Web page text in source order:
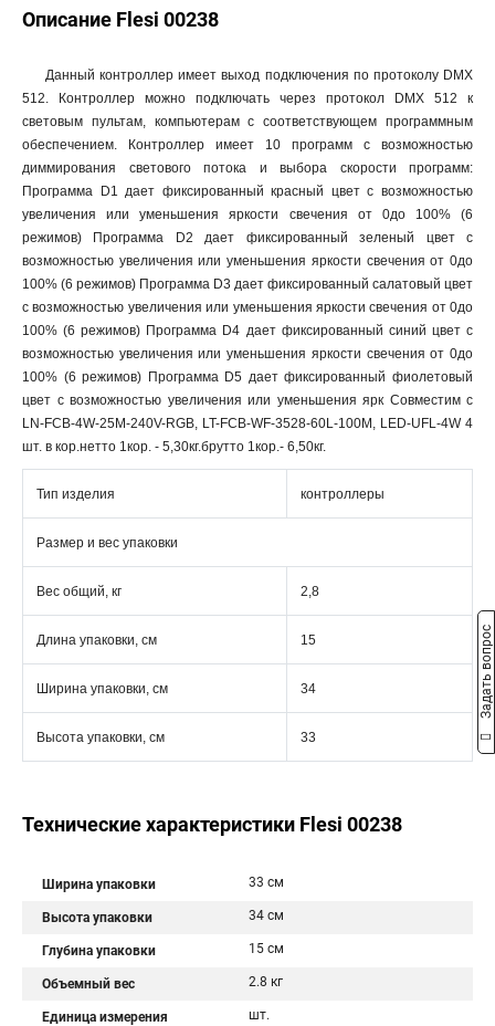
Описание Flesi 00238
Данный контроллер имеет выход подключения по протоколу DMX
512. Контроллер можно подключать через протокол DMX 512 к
световым пультам, компьютерам с соответствующем программным
обеспечением. Контроллер имеет 10 программ с возможностью
диммирования светового потока и выбора скорости программ:
Программа D1 дает фиксированный красный цвет с возможностью
увеличения или уменьшения яркости свечения от 0до 100% (6
режимов) Программа D2 дает фиксированный зеленый цвет с
возможностью увеличения или уменьшения яркости свечения от 0до
100% (6 режимов) Программа D3 дает фиксированный салатовый цвет
с возможностью увеличения или уменьшения яркости свечения от 0до
100% (6 режимов) Программа D4 дает фиксированный синий цвет с
возможностью увеличения или уменьшения яркости свечения от 0до
100% (6 режимов) Программа D5 дает фиксированный фиолетовый
цвет с возможностью увеличения или уменьшения ярк Совместим с
LN-FCB-4W-25M-240V-RGB, LT-FCB-WF-3528-60L-100M, LED-UFL-4W 4
шт. в кор.нетто 1кор. - 5,30кг.брутто 1кор.- 6,50кг.
Тип изделия контроллеры
Размер и вес упаковки
Вес общий, кг 2,8
Длина упаковки, см 15
Ширина упаковки, см 34
Высота упаковки, см 33
Технические характеристики Flesi 00238
Ширина упаковки 33 см
Высота упаковки 34 см
Глубина упаковки 15 см
Объемный вес 2.8 кг
Единица измерения шт.
Задать вопрос